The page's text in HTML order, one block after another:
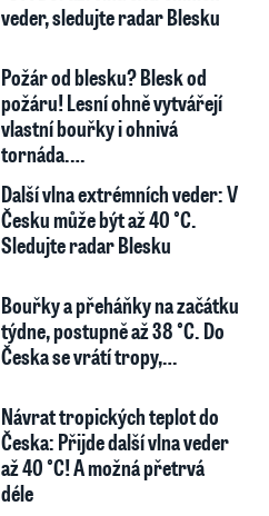
veder, sledujte radar Blesku
Požár od blesku? Blesk od
požáru! Lesní ohně vytvářejí
vlastní bouřky i ohnivá
tornáda.…
Další vlna extrémních veder: V
Česku může být až 40 °C.
Sledujte radar Blesku
Bouřky a přeháňky na začátku
týdne, postupně až 38 °C. Do
Česka se vrátí tropy,…
Návrat tropických teplot do
Česka: Přijde další vlna veder
až 40 °C! A možná přetrvá
déle